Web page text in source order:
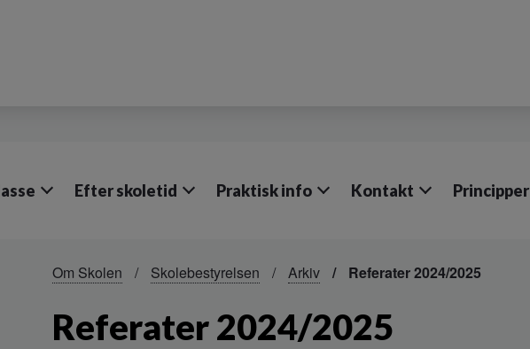
Efter skoletid Praktisk info Kontakt Principper
Om Skolen Skolebestyrelsen Arkiv Referater 2024/2025
Referater 2024/2025